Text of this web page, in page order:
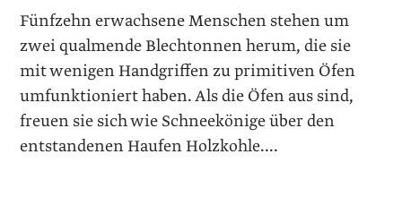
Fünfzehn erwachsene Menschen stehen um
zwei qualmende Blechtonnen herum, die sie
mit wenigen Handgriffen zu primitiven Öfen
umfunktioniert haben. Als die Öfen aus sind,
freuen sie sich wie Schneekönige über den
entstandenen Haufen Holzkohle....